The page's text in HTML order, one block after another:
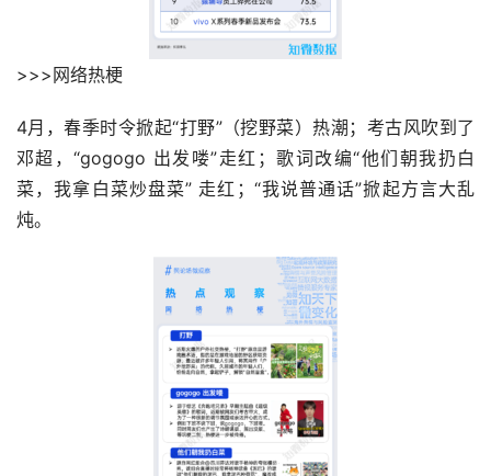
>>>网络热梗
4月，春季时令掀起“打野”（挖野菜）热潮；考古风吹到了
邓超，“gogogo 出发喽”走红；歌词改编“他们朝我扔白
菜，我拿白菜炒盘菜” 走红；“我说普通话”掀起方言大乱
炖。